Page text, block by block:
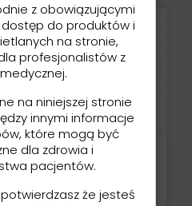
Bisico Function - Silikon
Addycyjny Do Łyżek
Indywidualnych
Cena
215,00 zł
z obowiązującymi
do produktów i
na stronie,
profesjonalistów z
na niniejszej stronie
innymi informacje
które mogą być
dla zdrowia i
pacjentów.
że jesteś